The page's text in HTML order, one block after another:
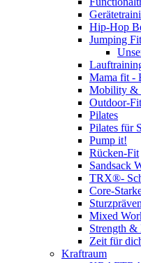
Hip-Hop
Jumping
Mama fit -
Mobility &
Outdoor-
Pilates
Pilates für
Pump it!
Rücken-Fit
Sandsack
TRX®-
Core-
Mixed
Strength
Zeit für
Kraftraum